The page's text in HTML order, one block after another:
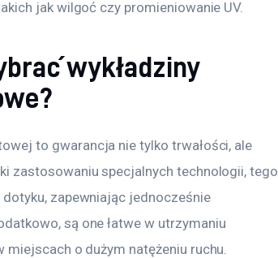
jak wilgoć czy promieniowanie UV.
wykładziny
to gwarancja nie tylko trwałości, ale
zastosowaniu specjalnych technologii, tego
dotyku, zapewniając jednocześnie
są one łatwe w utrzymaniu
o dużym natężeniu ruchu.